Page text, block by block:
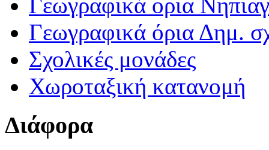
Γεωγραφικά ορια
Γεωγραφικά όρια Δημ.
Σχολικές μονάδες
Χωροταξική κατανομή
Διάφορα